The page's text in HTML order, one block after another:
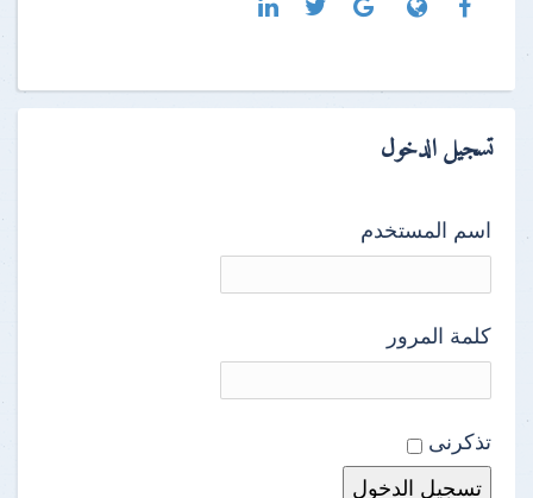
تسجيل الدخول
اسم المستخدم
كلمة المرور
تذكرنى